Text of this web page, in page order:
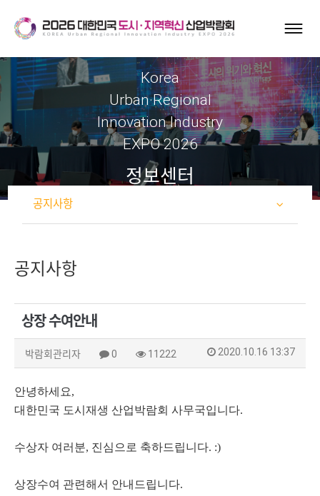
Korea
Urban·Regional
Innovation Industry
EXPO 2026
정보센터
공지사항
공지사항
상장 수여안내
박람회관리자 0 11222 2020.10.16 13:37
안녕하세요,
대한민국 도시재생 산업박람회 사무국입니다.
수상자 여러분, 진심으로 축하드립니다. :)
상장수여 관련해서 안내드립니다.